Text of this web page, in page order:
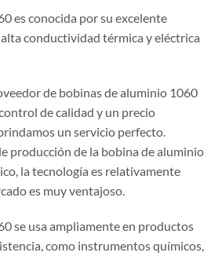
es conocida por su excelente
conductividad térmica y eléctrica
de bobinas de aluminio 1060
de calidad y un precio
un servicio perfecto.
producción de la bobina de aluminio
la tecnología es relativamente
es muy ventajoso.
se usa ampliamente en productos
como instrumentos químicos,